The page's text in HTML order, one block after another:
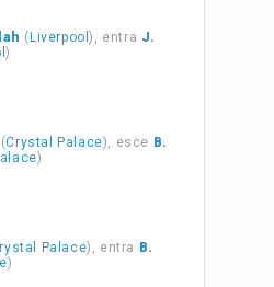
( Liverpool), entra J.
)
(Crystal Palace), esce B.
)
Palace), entra
B.
)